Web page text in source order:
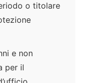
o titolare
e non
per il